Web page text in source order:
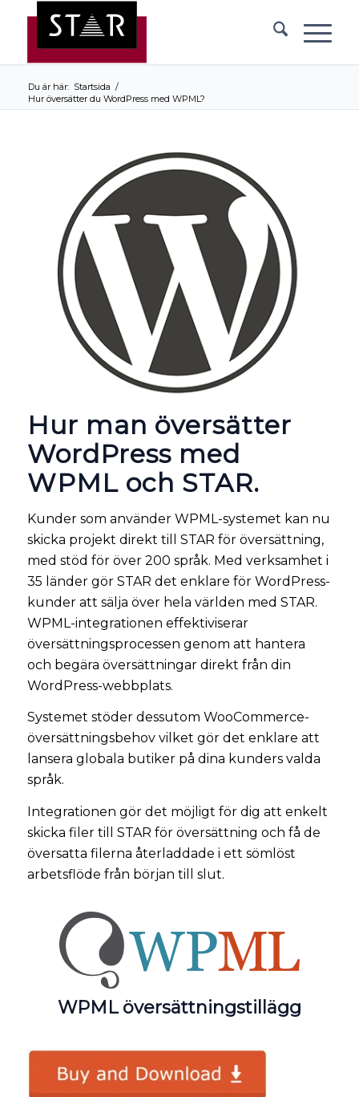
Du är här: Startsida /
Hur översätter du WordPress med WPML?
Hur man översätter
WordPress med
WPML och STAR.
Kunder som använder WPML-systemet kan nu
skicka projekt direkt till STAR för översättning,
med stöd för över 200 språk. Med verksamhet i
35 länder gör STAR det enklare för WordPress-
kunder att sälja över hela världen med STAR.
WPML-integrationen effektiviserar
översättningsprocessen genom att hantera
och begära översättningar direkt från din
WordPress-webbplats.
Systemet stöder dessutom WooCommerce-
översättningsbehov vilket gör det enklare att
lansera globala butiker på dina kunders valda
språk.
Integrationen gör det möjligt för dig att enkelt
skicka filer till STAR för översättning och få de
översatta filerna återladdade i ett sömlöst
arbetsflöde från början till slut.
WPML översättningstillägg